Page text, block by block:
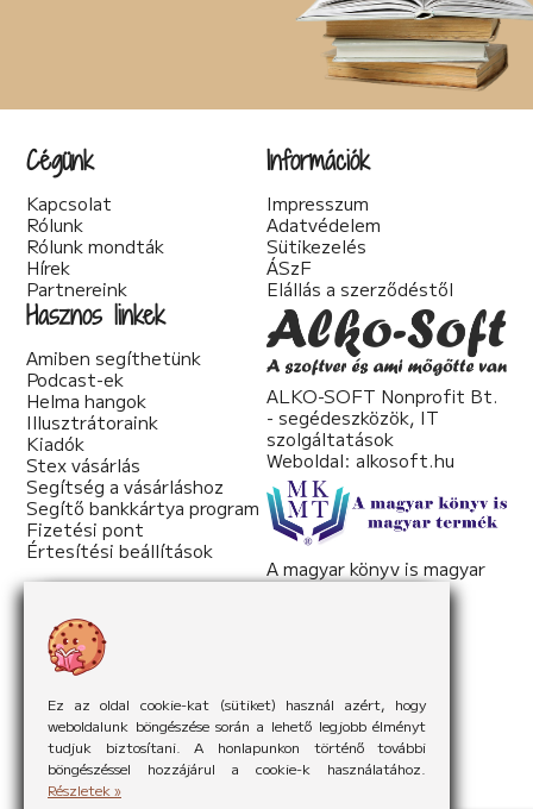
Ez az oldal cookie-kat (sütiket) használ azért, hogy
weboldalunk böngészése során a lehető legjobb élményt
tudjuk biztosítani. A honlapunkon történő további
böngészéssel hozzájárul a cookie-k használatához.
Részletek »
Cégünk
Kapcsolat
Rólunk
Rólunk mondták
Hírek
Partnereink
Információk
Impresszum
Adatvédelem
Sütikezelés
ÁSzF
Elállás a szerződéstől
Hasznos linkek
Amiben segíthetünk
Podcast-ek
Helma hangok
Illusztrátoraink
Kiadók
Stex vásárlás
Segítség a vásárláshoz
Segítő bankkártya program
Fizetési pont
Értesítési beállítások
ALKO-SOFT Nonprofit Bt.
- segédeszközök, IT
szolgáltatások
Weboldal: alkosoft.hu
A magyar könyv is magyar
termék